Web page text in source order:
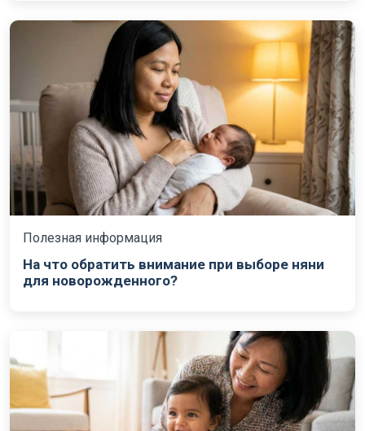
Полезная информация
На что обратить внимание при выборе няни
для новорожденного?